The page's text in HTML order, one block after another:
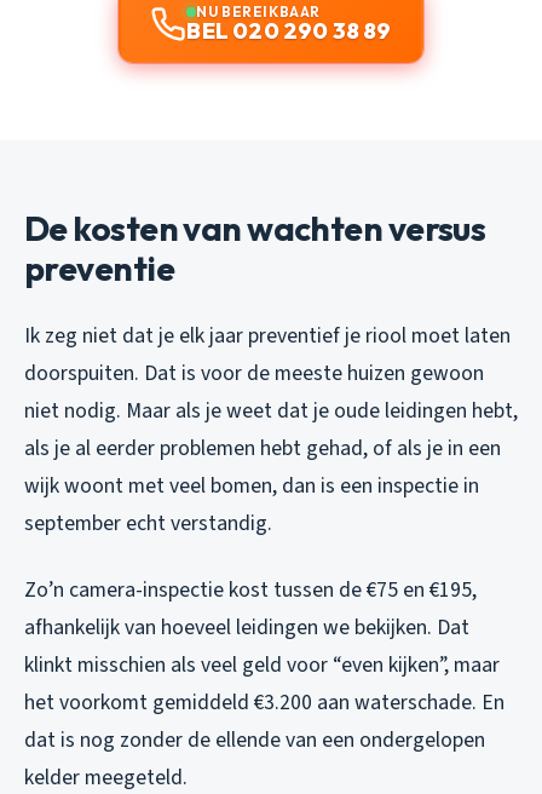
NU BEREIKBAAR
BEL 020 290 38 89
De kosten van wachten versus
preventie
Ik zeg niet dat je elk jaar preventief je riool moet laten
doorspuiten. Dat is voor de meeste huizen gewoon
niet nodig. Maar als je weet dat je oude leidingen hebt,
als je al eerder problemen hebt gehad, of als je in een
wijk woont met veel bomen, dan is een inspectie in
september echt verstandig.
Zo’n camera-inspectie kost tussen de €75 en €195,
afhankelijk van hoeveel leidingen we bekijken. Dat
klinkt misschien als veel geld voor “even kijken”, maar
het voorkomt gemiddeld €3.200 aan waterschade. En
dat is nog zonder de ellende van een ondergelopen
kelder meegeteld.